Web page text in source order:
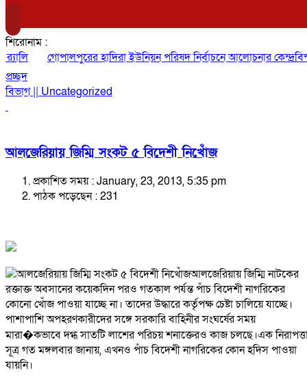
শিরোনাম :
গোপালপুরের হাদিরা ইউনিয়ন পরিষদ নির্বাচনে আলোচনার
প্রচ্ছদ
বিভাগ || Uncategorized
আলজেরিয়ায় জিম্মি সংকট ৫ বিদেশী নিখোঁজ
প্রকাশিত সময় : January, 23, 2013, 5:35 pm
পাঠক পড়েছেন :231
আলজেরিয়ায় জিম্মি নাটকের
রক্তাক্ত অবসানের কয়েকদিন পরও গতকাল পর্যন্ত পাঁচ বিদেশী নাগরিকের
কোনো খোঁজ পাওয়া যাচ্ছে না। তাদের উদ্ধারে কর্তৃপক্ষ চেষ্টা চালিয়ে যাচ্ছে।
পাশাপাশি অপহরণকারীদের সঙ্গে সরকারি বাহিনীর সংঘর্ষের সময়
মারা�কভাবে দগ্ধ সাতটি লাশের পরিচয় শনাক্তেরও কাজ চলছে।এক
সূত্র গত মঙ্গলবার জানায়, এখনও পাঁচ বিদেশী নাগরিকের কোন হদিস পাওয়া
যায়নি।